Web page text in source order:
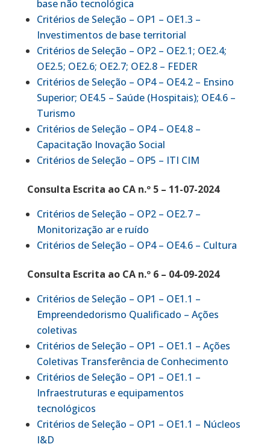
base não tecnológica
Critérios de Seleção – OP1 – OE1.3 –
Investimentos de base territorial
Critérios de Seleção – OP2 – OE2.1; OE2.4;
OE2.5; OE2.6; OE2.7; OE2.8 – FEDER
Critérios de Seleção – OP4 – OE4.2 – Ensino
Superior; OE4.5 – Saúde (Hospitais); OE4.6 –
Turismo
Critérios de Seleção – OP4 – OE4.8 –
Capacitação Inovação Social
Critérios de Seleção – OP5 – ITI CIM
Consulta Escrita ao CA n.º 5 – 11-07-2024
Critérios de Seleção – OP2 – OE2.7 –
Monitorização ar e ruído
Critérios de Seleção – OP4 – OE4.6 – Cultura
Consulta Escrita ao CA n.º 6 – 04-09-2024
Critérios de Seleção – OP1 – OE1.1 –
Empreendedorismo Qualificado – Ações
coletivas
Critérios de Seleção – OP1 – OE1.1 – Ações
Coletivas Transferência de Conhecimento
Critérios de Seleção – OP1 – OE1.1 –
Infraestruturas e equipamentos
tecnológicos
Critérios de Seleção – OP1 – OE1.1 – Núcleos
I&D